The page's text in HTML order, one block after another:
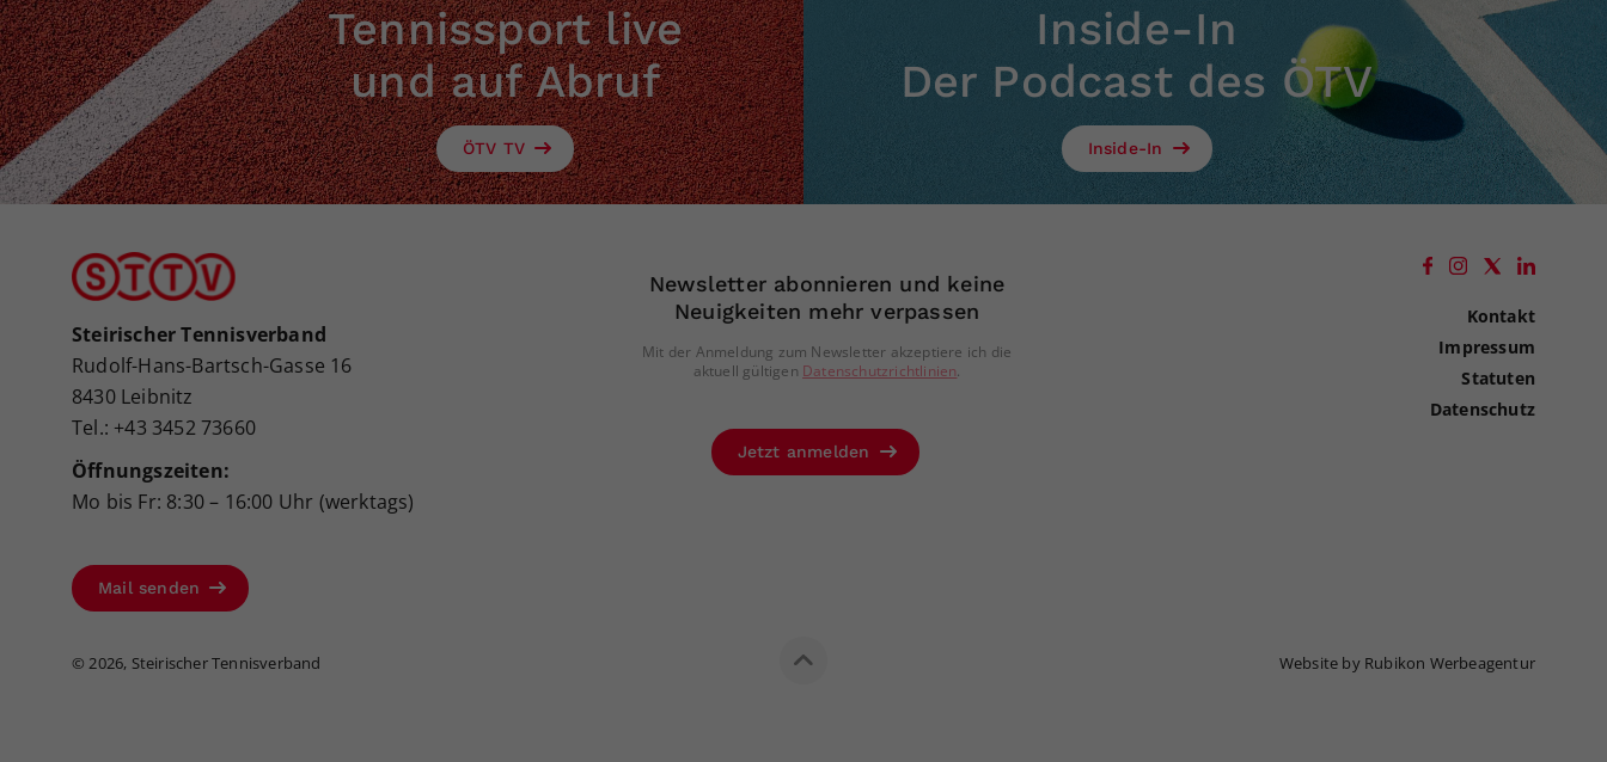
Tennissport live
und auf Abruf
ÖTV TV
Inside-In
Der Podcast des ÖTV
Inside-In
Steirischer Tennisverband
Rudolf-Hans-Bartsch-Gasse 16
8430 Leibnitz
Tel.: +43 3452 73660
Öffnungszeiten:
Mo bis Fr: 8:30 – 16:00 Uhr (werktags)
Mail senden
Newsletter abonnieren und keine
Neuigkeiten mehr verpassen
Mit der Anmeldung zum Newsletter akzeptiere ich die
aktuell gültigen Datenschutzrichtlinien.
Jetzt anmelden
Kontakt
Impressum
Statuten
Datenschutz
©2026, Steirischer Tennisverband Website by Rubikon Werbeagentur